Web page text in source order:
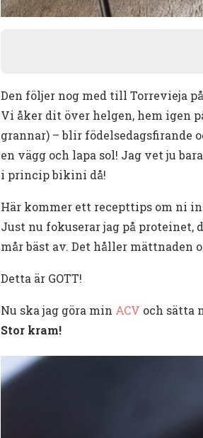
Den följer nog med till Torrevieja
Vi åker dit över helgen, hem igen
grannar) – blir födelsedagsfirande
en vägg och lapa sol! Jag vet ju
i princip bikini då!
Här kommer ett recepttips om ni
Just nu fokuserar jag på
mår bäst av. Det håller mättnaden
Detta är GOTT!
Nu ska jag göra min ACV och sätta
Stor kram!